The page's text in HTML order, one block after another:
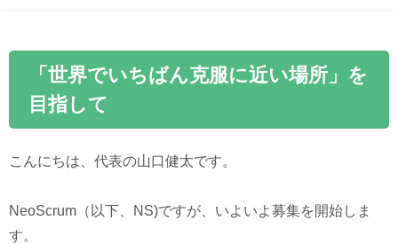
「世界でいちばん克服に近い場所」を
目指して
こんにちは、代表の山口健太です。
NeoScrum（以下、NS)ですが、いよいよ募集を開始しま
す。